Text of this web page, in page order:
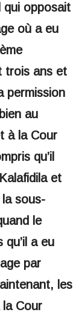
qui opposait
où a eu
trois ans et
permission
au
à la Cour
qu’il
et
sous-
le
qu’il a eu
par
les
Cour